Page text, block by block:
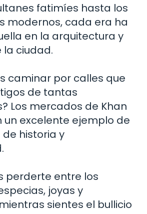
fatimíes hasta los
modernos, cada era ha
en la arquitectura y
la ciudad.
caminar por calles que
de tantas
Los mercados de Khan
un excelente ejemplo de
historia y
perderte entre los
joyas y
sientes el bullicio